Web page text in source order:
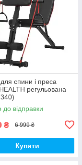
спини і преса
регульована
до відправки
₴ 6 999 ₴
Купити